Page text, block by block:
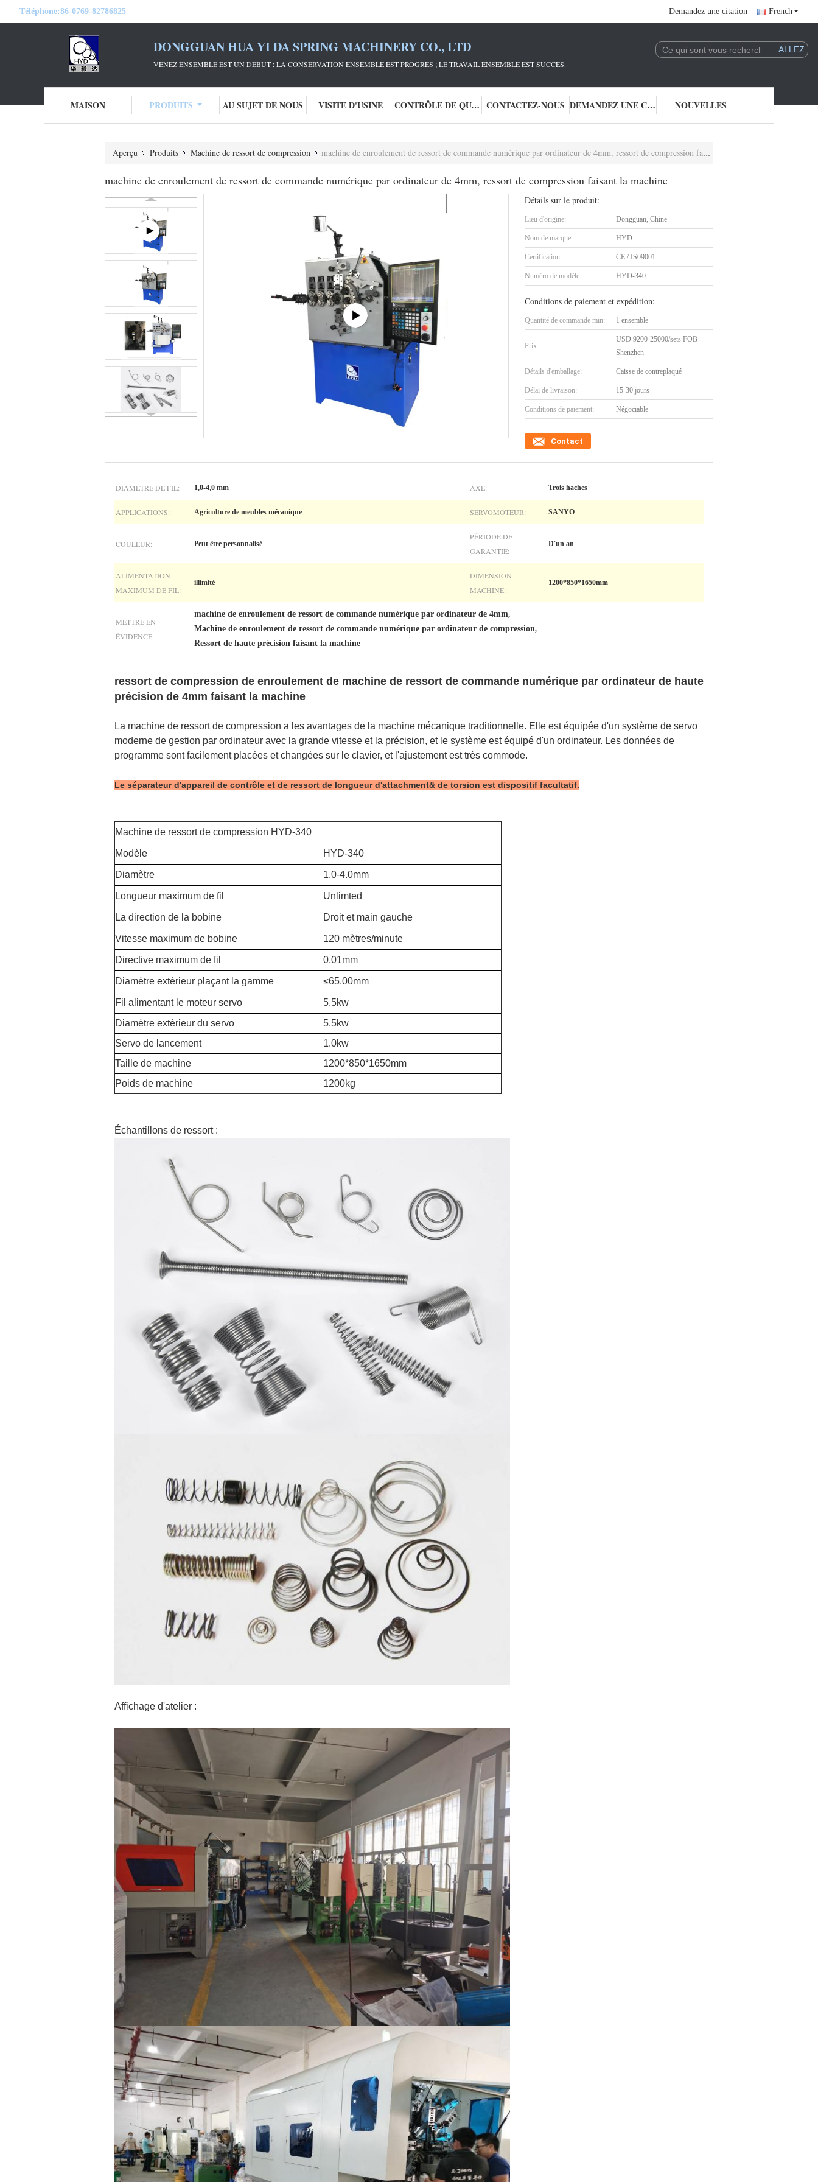
Téléphone:86-0769-82786825 Demandez une citation French
DONGGUAN HUA YI DA SPRING MACHINERY CO., LTD
VENEZ ENSEMBLE EST UN DÉBUT ; LA CONSERVATION ENSEMBLE EST PROGRÈS ; LE TRAVAIL ENSEMBLE EST SUCCÈS.
MAISON PRODUITS AU SUJET DE NOUS VISITE D'USINE CONTRÔLE DE QUALITÉ CONTACTEZ-NOUS DEMANDEZ UNE CITATION NOUVELLES
Aperçu Produits Machine de ressort de compression machine de enroulement de ressort de commande numérique par ordinateur de 4mm, ressort de compression faisant la machine
machine de enroulement de ressort de commande numérique par ordinateur de 4mm, ressort de compression faisant la machine
Détails sur le produit:
Lieu d'origine: Dongguan, Chine
Nom de marque: HYD
Certification: CE / IS09001
Numéro de modèle: HYD-340
Conditions de paiement et expédition:
Quantité de commande min: 1 ensemble
Prix:
USD 9200-25000/sets FOB
Shenzhen
Détails d'emballage: Caisse de contreplaqué
Délai de livraison: 15-30 jours
Conditions de paiement: Négociable
Contact
DIAMÈTRE DE FIL: 1,0-4,0 mm AXE: Trois haches
APPLICATIONS: Agriculture de meubles mécanique SERVOMOTEUR: SANYO
COULEUR: Peut être personnalisé
PÉRIODE DE
GARANTIE:
D'un an
ALIMENTATION
MAXIMUM DE FIL:
illimité
DIMENSION
MACHINE:
1200*850*1650mm
METTRE EN
ÉVIDENCE:
machine de enroulement de ressort de commande numérique par ordinateur de 4mm,
Machine de enroulement de ressort de commande numérique par ordinateur de compression,
Ressort de haute précision faisant la machine
ressort de compression de enroulement de machine de ressort de commande numérique par ordinateur de haute
précision de 4mm faisant la machine
La machine de ressort de compression a les avantages de la machine mécanique traditionnelle. Elle est équipée d'un système de servo
moderne de gestion par ordinateur avec la grande vitesse et la précision, et le système est équipé d'un ordinateur. Les données de
programme sont facilement placées et changées sur le clavier, et l'ajustement est très commode.
Le séparateur d'appareil de contrôle et de ressort de longueur d'attachment& de torsion est dispositif facultatif.
Machine de ressort de compression HYD-340
Modèle HYD-340
Diamètre 1.0-4.0mm
Longueur maximum de fil Unlimted
La direction de la bobine Droit et main gauche
Vitesse maximum de bobine 120 mètres/minute
Directive maximum de fil 0.01mm
Diamètre extérieur plaçant la gamme ≤65.00mm
Fil alimentant le moteur servo
5.5kw
Diamètre extérieur du servo
5.5kw
Servo de lancement
1.0kw
Taille de machine
1200*850*1650mm
Poids de machine
1200kg
Échantillons de ressort :
Affichage d'atelier :